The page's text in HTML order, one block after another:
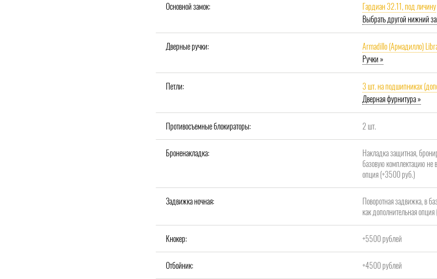
Основной замок:
Гардиан 32.11, под личину
Выбрать другой нижний
Дверные ручки:
Armadillo (Армадилло)
Ручки »
Петли:
3 шт. на подшипниках
Дверная фурнитура »
Противосъемные блокираторы: 2 шт.
Броненакладка:
Накладка защитная,
базовую комплектацию не
опция (+3500 руб.)
Задвижка ночная:
Поворотная задвижка, в
как дополнительная
Кнокер: +5500 рублей
Отбойник: +4500 рублей